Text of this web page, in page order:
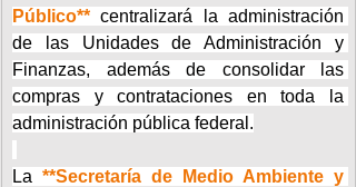
Público** centralizará la administración
de las Unidades de Administración y
Finanzas, además de consolidar las
compras y contrataciones en toda la
administración pública federal.
La **Secretaría de Medio Ambiente y